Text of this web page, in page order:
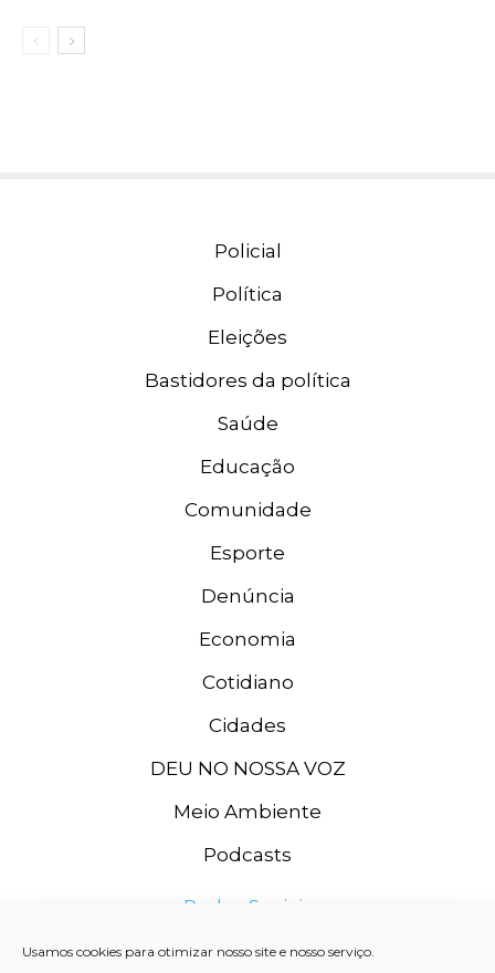
Usamos cookies para otimizar nosso site e nosso serviço.
Policial
Política
Eleições
Bastidores da política
Saúde
Educação
Comunidade
Esporte
Denúncia
Economia
Cotidiano
Cidades
DEU NO NOSSA VOZ
Meio Ambiente
Podcasts
Redes Sociais